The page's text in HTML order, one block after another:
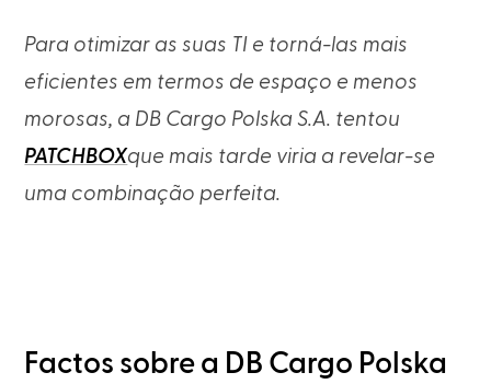
Para otimizar as suas TI e torná-las mais
eficientes em termos de espaço e menos
morosas, a DB Cargo Polska S.A. tentou
PATCHBOXque mais tarde viria a revelar-se
uma combinação perfeita.
Factos sobre a DB Cargo Polska